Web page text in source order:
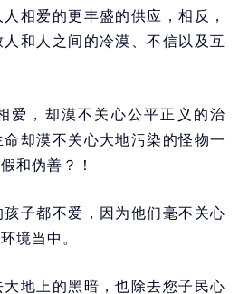
相爱的更丰盛的供应，相反，
和人之间的冷漠、不信以及互
爱，却漠不关心公平正义的治
却漠不关心大地污染的怪物一
和伪善？！
子都不爱，因为他们毫不关心
境当中。
地上的黑暗，也除去您子民心